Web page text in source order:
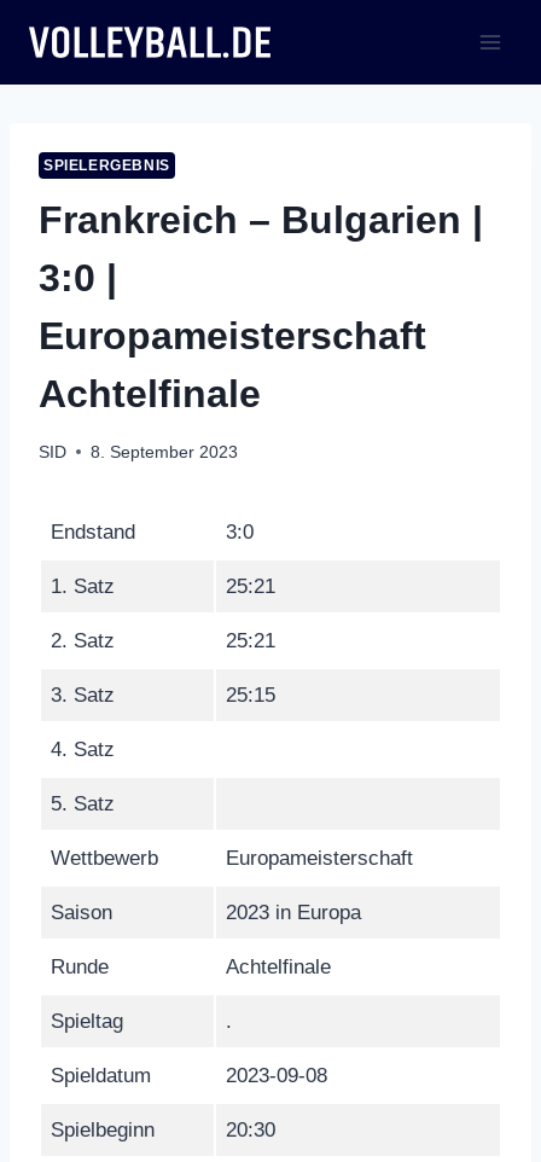
Inhalt
springen
SPIELERGEBNIS
Frankreich – Bulgarien |
3:0 |
Europameisterschaft
Achtelfinale
SID 8. September 2023
Endstand 3:0
1. Satz 25:21
2. Satz 25:21
3. Satz 25:15
4. Satz
5. Satz
Wettbewerb Europameisterschaft
Saison 2023 in Europa
Runde Achtelfinale
Spieltag .
Spieldatum 2023-09-08
Spielbeginn 20:30